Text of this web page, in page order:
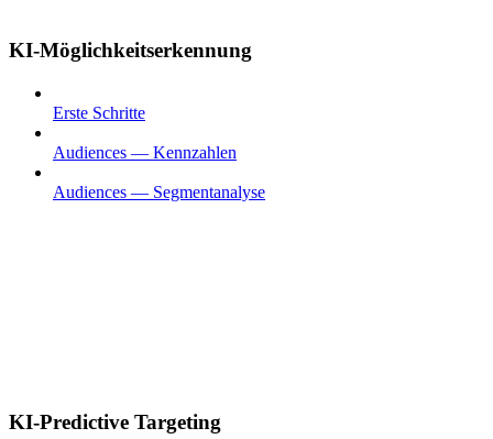
KI-Möglichkeitserkennung
Erste Schritte
Audiences — Kennzahlen
Audiences — Segmentanalyse
KI-Predictive Targeting